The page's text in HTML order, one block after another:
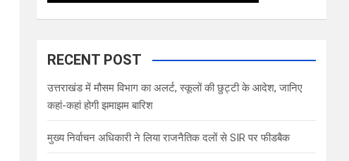
RECENT POST
उत्तराखंड में मौसम विभाग का अलर्ट, स्कूलों की छुट्टी के आदेश, जानिए
कहां-कहां होगी झमाझम बारिश
मुख्य निर्वाचन अधिकारी ने लिया राजनैतिक दलों से SIR पर फीडबैक